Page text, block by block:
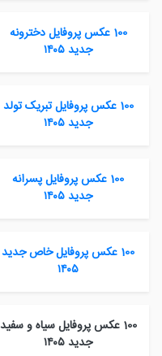
100 عکس پروفایل دخترونه
جدید ۱۴۰۵
100 عکس پروفایل تبریک تولد
جدید ۱۴۰۵
100 عکس پروفایل پسرانه
جدید ۱۴۰۵
100 عکس پروفایل خاص جدید
۱۴۰۵
100 عکس پروفایل سیاه و سفید
جدید ۱۴۰۵